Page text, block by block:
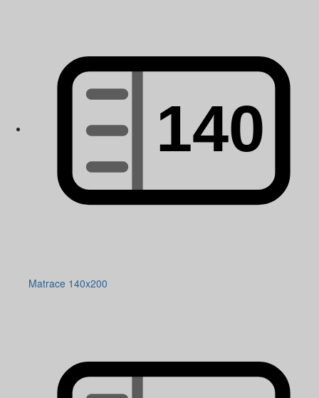
Matrace 140x200